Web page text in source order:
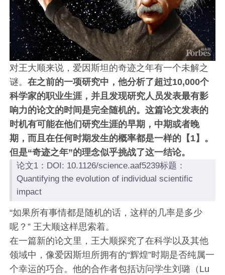
对王大顺来说，爱因斯坦的奇迹之年有一个未解之
谜。在之前的一项研究中，他分析了超过10,000个
科学家的职业生涯，并且发现研究人员发表最有影
响力的论文的时间是完全随机的。这篇论文发表的
时机有可能在他们研究生涯的早期，中期或者晚
期，而且在任何时期发生的概率都是一样的【1】。
但是“奇迹之年”的理念似乎挑战了这一结论。
论文1：DOI: 10.1126/science.aaf5239标题：
Quantifying the evolution of individual scientific
impact
“如果所有事情都是随机的话，这样的几率是多少
呢？” 王大顺这样思索着。
在一篇新的论文里，王大顺探究了在科学以及其他
领域中，像爱因斯坦所拥有的“辉煌”时期是否纯属一
个幸运的巧合。他的合作者包括访问学生刘璐（Lu